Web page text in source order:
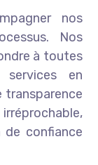
nos
Nos
à toutes
en
transparence
confiance